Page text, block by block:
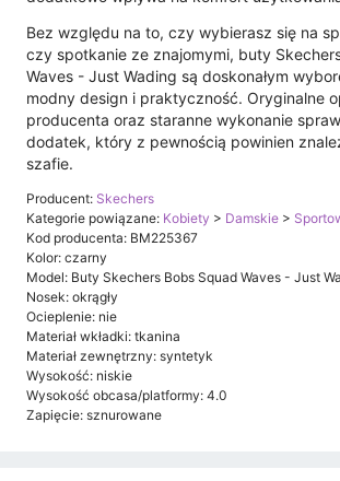
Bez względu na to, czy wybierasz się na
czy spotkanie ze znajomymi, buty
Waves - Just Wading są doskonałym
modny design i praktyczność. Oryginalne
producenta oraz staranne wykonanie
dodatek, który z pewnością powinien
szafie.
Producent: Skechers
Kategorie powiązane: Kobiety > Damskie >
Kod producenta: BM225367
Kolor: czarny
Model: Buty Skechers Bobs Squad Waves - Just
Nosek: okrągły
Ocieplenie: nie
Materiał wkładki: tkanina
Materiał zewnętrzny: syntetyk
Wysokość: niskie
Wysokość obcasa/platformy: 4.0
Zapięcie: sznurowane